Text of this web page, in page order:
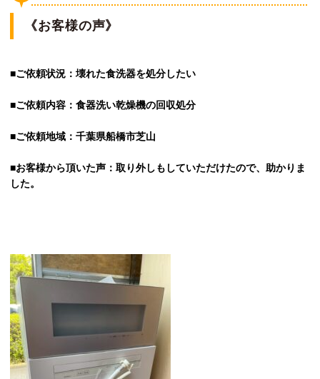
《お客様の声》
■ご依頼状況：壊れた食洗器を処分したい
■ご依頼内容：食器洗い乾燥機の回収処分
■ご依頼地域：千葉県船橋市芝山
■お客様から頂いた声：取り外しもしていただけたので、助かりま
した。